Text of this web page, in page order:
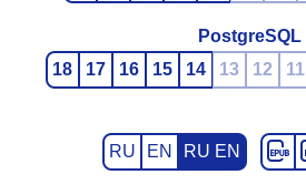
PostgreSQL
18
17 16 15 14 13 12 11
RU EN RU EN